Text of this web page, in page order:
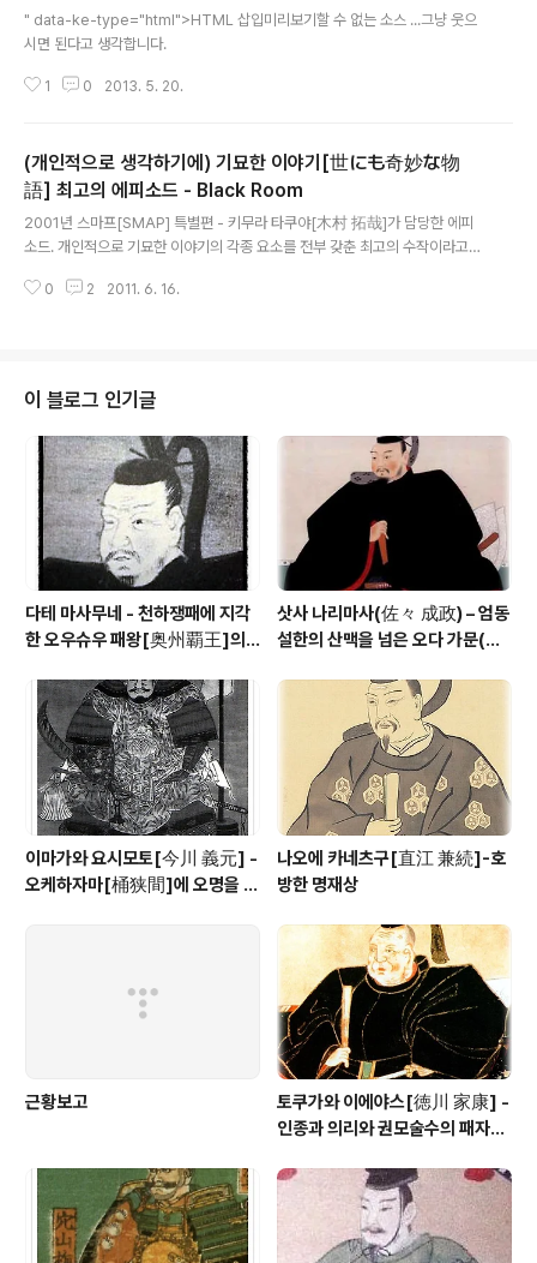
御前試合을 만화화한실력 ~스루가성어전시합~腕～駿
河城御前試合～의 망향望鄕편의 한 장면. ==== 역사
信長의 죽음을 알게된 후 그의 후계자 노부타다織田信忠
" data-ke-type="html">HTML 삽입미리보기할 수 없는 소스 ...그냥 웃으
시면 된다고 생각합니다.
1 0 2013. 5. 20.
(개인적으로 생각하기에) 기묘한 이야기[世にも奇妙な物
語] 최고의 에피소드 - Black Room
2001년 스마프[SMAP] 특별편 - 키무라 타쿠야[木村 拓哉]가 담당한 에피
소드. 개인적으로 기묘한 이야기의 각종 요소를 전부 갖춘 최고의 수작이라고
0 2 2011. 6. 16.
이 블로그 인기글
다테 마사무네 - 천하쟁패에 지각
한 오우슈우 패왕[奥州覇王]의 1
삿사 나리마사(佐々 成政) – 엄동
설한의 산맥을 넘은 오다 가문(織
이마가와 요시모토[今川 義元] -
오케하자마[桶狭間]에 오명을 남
나오에 카네츠구[直江 兼続]-호
방한 명재상
근황보고
토쿠가와 이에야스[徳川 家康] -
인종과 의리와 권모술수의 패자